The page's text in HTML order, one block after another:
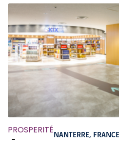
PROSPERITÉ
-
NANTERRE,